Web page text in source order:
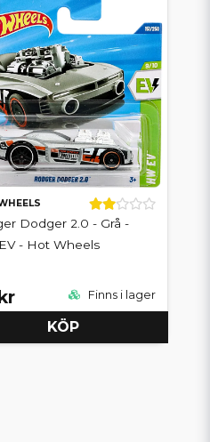
Dodger 2.0 - Grå -
- Hot Wheels
Finns i lager
KÖP